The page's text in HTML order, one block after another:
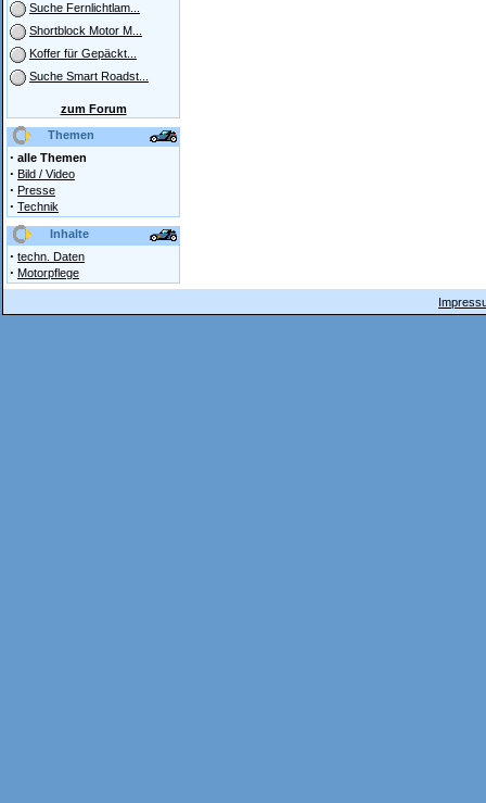
Suche Fernlichtlam...
Shortblock Motor M...
Koffer für Gepäckt...
Suche Smart Roadst...
zum Forum
Themen
· alle Themen
· Bild / Video
· Presse
· Technik
Inhalte
· techn. Daten
· Motorpflege